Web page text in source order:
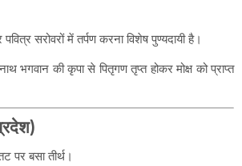
सरोवरों में तर्पण करना विशेष पुण्यदायी है।
भगवान की कृपा से पितृगण तृप्त होकर मोक्ष को प्राप्त
पर बसा तीर्थ।